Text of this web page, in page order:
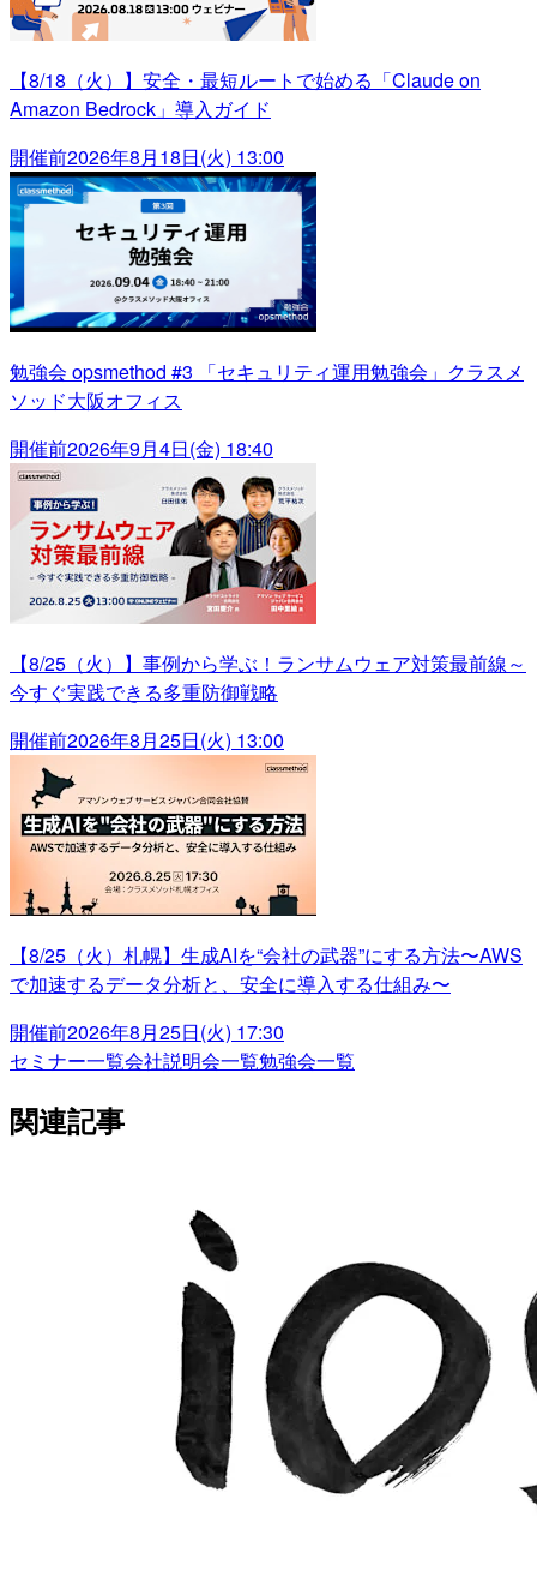
【8/18（火）】安全・最短ルートで始める「Claude on
Amazon Bedrock」導入ガイド
開催前2026年8月18日(火) 13:00
勉強会 opsmethod #3 「セキュリティ運用勉強会」クラスメ
ソッド大阪オフィス
開催前2026年9月4日(金) 18:40
【8/25（火）】事例から学ぶ！ランサムウェア対策最前線～
今すぐ実践できる多重防御戦略
開催前2026年8月25日(火) 13:00
【8/25（火）札幌】生成AIを“会社の武器”にする方法〜AWS
で加速するデータ分析と、安全に導入する仕組み〜
開催前2026年8月25日(火) 17:30
セミナー一覧会社説明会一覧勉強会一覧
関連記事